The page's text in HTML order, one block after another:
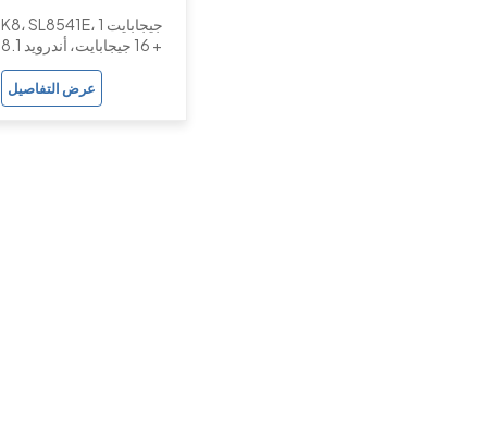
مترجم الصوت والمسح
الضوئي مع كاميرا مزدوجة
K8، SL8541E، 1 جيجابايت
+ 16 جيجابايت، أندرويد 8.1
عرض التفاصيل